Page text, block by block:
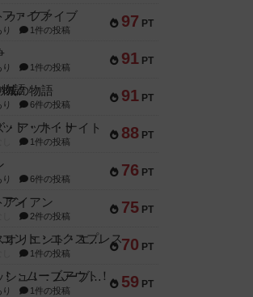
97 PT
ゥ・ファイブ
1件の投稿
91 PT
1件の投稿
91 PT
城の物語
6件の投稿
88 PT
・アット・ナイト
1件の投稿
76 PT
6件の投稿
75 PT
アイアン
2件の投稿
70 PT
トランスオリエント・エクスプレス
1件の投稿
59 PT
アンブッシュ！：ムーブアウト！
1件の投稿